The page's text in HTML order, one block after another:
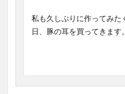
私も久しぶりに作ってみた
日、豚の耳を買ってきます